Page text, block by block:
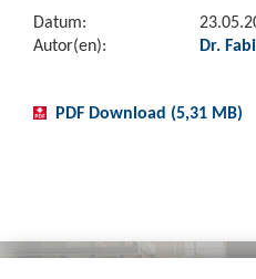
Datum:
Autor(en):
Dr.
PDF Download (5,31 MB)